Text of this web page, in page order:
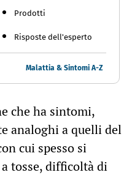
Prodotti
Risposte dell'esperto
Malattia & Sintomi A-Z
che ha sintomi,
analoghi a quelli del
cui spesso si
tosse, difficoltà di